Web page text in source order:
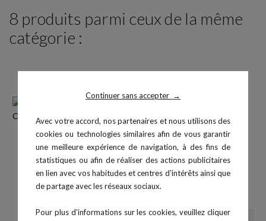
Continuer sans accepter →
Avec votre accord, nos partenaires et nous utilisons des
cookies ou technologies similaires afin de vous garantir
une meilleure expérience de navigation, à des fins de
statistiques ou afin de réaliser des actions publicitaires
en lien avec vos habitudes et centres d’intérêts ainsi que
de partage avec les réseaux sociaux.
Pour plus d'informations sur les cookies, veuillez cliquer
8 produits parmi ceux de la même
catégorie :
DOUBLE MODULE MULTI-
Structure fonctionnelle B2